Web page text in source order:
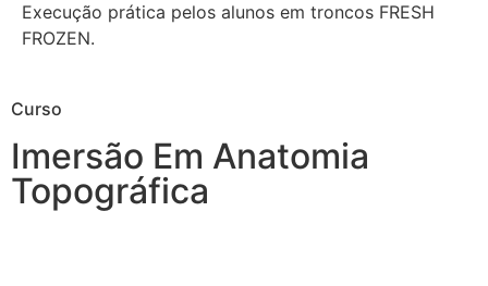
Execução prática pelos alunos em troncos FRESH
FROZEN.
Curso
Imersão Em Anatomia
Topográfica